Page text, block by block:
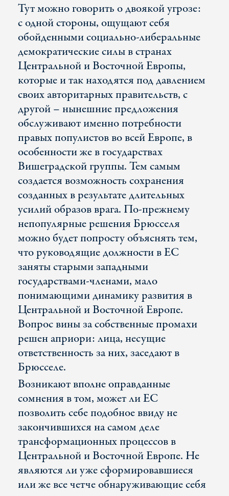
Тут можно говорить о двоякой угрозе:
с одной стороны, ощущают себя
обойденными социально-либеральные
демократические силы в странах
Центральной и Восточной Европы,
которые и так находятся под давлением
своих авторитарных правительств, с
другой – нынешние предложения
обслуживают именно потребности
правых популистов во всей Европе, в
особенности же в государствах
Вишеградской группы. Тем самым
создается возможность сохранения
созданных в результате длительных
усилий образов врага. По-прежнему
непопулярные решения Брюсселя
можно будет попросту объяснять тем,
что руководящие должности в ЕС
заняты старыми западными
государствами-членами, мало
понимающими динамику развития в
Центральной и Восточной Европе.
Вопрос вины за собственные промахи
решен априори: лица, несущие
ответственность за них, заседают в
Брюсселе.
Возникают вполне оправданные
сомнения в том, может ли ЕС
позволить себе подобное ввиду не
закончившихся на самом деле
трансформационных процессов в
Центральной и Восточной Европе. Не
являются ли уже сформировавшиеся
или же все четче обнаруживающие себя